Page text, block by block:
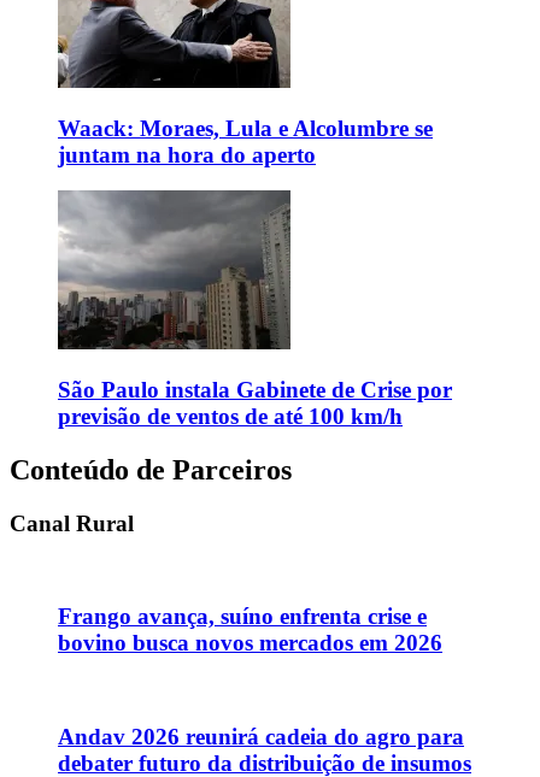
Waack: Moraes, Lula e Alcolumbre se
juntam na hora do aperto
São Paulo instala Gabinete de Crise por
previsão de ventos de até 100 km/h
Conteúdo de Parceiros
Canal Rural
Frango avança, suíno enfrenta crise e
bovino busca novos mercados em 2026
Andav 2026 reunirá cadeia do agro para
debater futuro da distribuição de insumos